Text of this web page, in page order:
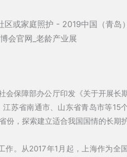
会保障部办公厅印发《关于开展长
苏省南通市、山东省青岛市等15
份，探索建立适合我国国情的长期
作。从2017年1月起，上海作为全